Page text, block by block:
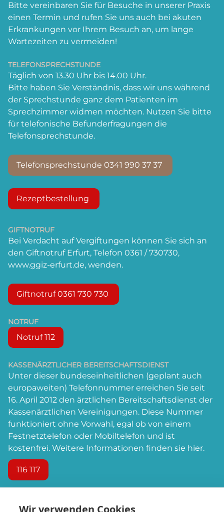
Bitte vereinbaren Sie für Besuche in unserer Praxis
einen Termin und rufen Sie uns auch bei akuten
Erkrankungen vor Ihrem Besuch an, um lange
Wartezeiten zu vermeiden!
TELEFONSPRECHSTUNDE
Täglich von 13.30 Uhr bis 14.00 Uhr.
Bitte haben Sie Verständnis, dass wir uns während
der Sprechstunde ganz dem Patienten im
Sprechzimmer widmen möchten. Nutzen Sie bitte
für telefonische Befunderfragungen die
Telefonsprechstunde.
Telefonsprechstunde 0341 990 37 37
Rezeptbestellung
GIFTNOTRUF
Bei Verdacht auf Vergiftungen können Sie sich an
den Giftnotruf Erfurt, Telefon 0361 / 730730,
www.ggiz-erfurt.de, wenden.
Giftnotruf 0361 730 730
NOTRUF
Notruf 112
KASSENÄRZTLICHER BEREITSCHAFTSDIENST
Unter dieser bundeseinheitlichen (geplant auch
europaweiten) Telefonnummer erreichen Sie seit
16. April 2012 den ärztlichen Bereitschaftsdienst der
Kassenärztlichen Vereinigungen. Diese Nummer
funktioniert ohne Vorwahl, egal ob von einem
Festnetztelefon oder Mobiltelefon und ist
kostenfrei. Weitere Informationen finden sie hier.
116 117
Dienstbereite Ärzte in und um Leipzig: Notdienst
Wir verwenden Cookies